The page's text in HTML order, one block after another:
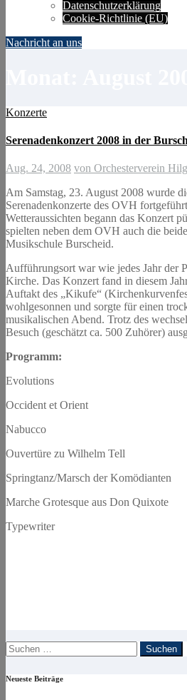
Datenschutzerklärung
Cookie-Richtlinie (EU)
Nachricht an uns
Konzerte
Serenadenkonzert 2008 in der
Aug. 24, 2008 von Orchesterverein
Am Samstag, 23. August 2008 wurde
Serenadenkonzerte des OVH
Wetteraussichten begann das Konzert
spielten neben dem OVH auch die
Musikschule Burscheid.
Aufführungsort war wie jedes Jahr der
Kirche. Das Konzert fand in diesem
Auftakt des „Kikufe“
wohlgesonnen und sorgte für einen
musikalischen Abend. Trotz des
Besuch (geschätzt ca. 500 Zuhörer)
Programm:
Evolutions
Occident et Orient
Nabucco
Ouvertüre zu Wilhelm Tell
Springtanz/Marsch der Komödianten
Marche Grotesque aus Don
Typewriter
Suchen
nach:
Neueste Beiträge